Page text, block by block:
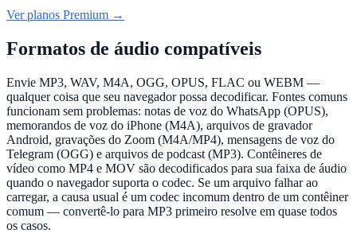
Ver planos Premium →
Formatos de áudio compatíveis
Envie MP3, WAV, M4A, OGG, OPUS, FLAC ou WEBM —
qualquer coisa que seu navegador possa decodificar. Fontes comuns
funcionam sem problemas: notas de voz do WhatsApp (OPUS),
memorandos de voz do iPhone (M4A), arquivos de gravador
Android, gravações do Zoom (M4A/MP4), mensagens de voz do
Telegram (OGG) e arquivos de podcast (MP3). Contêineres de
vídeo como MP4 e MOV são decodificados para sua faixa de áudio
quando o navegador suporta o codec. Se um arquivo falhar ao
carregar, a causa usual é um codec incomum dentro de um contêiner
comum — convertê-lo para MP3 primeiro resolve em quase todos
os casos.